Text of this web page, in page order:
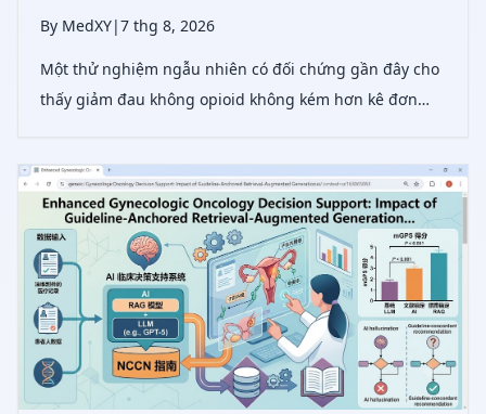
By MedXY|7 thg 8, 2026
Một thử nghiệm ngẫu nhiên có đối chứng gần đây cho
thấy giảm đau không opioid không kém hơn kê đơn
ít xâm lấn, với mức độ hài lòng của người bệnh cao và
giảm rõ rệt việc sử dụng opioid.